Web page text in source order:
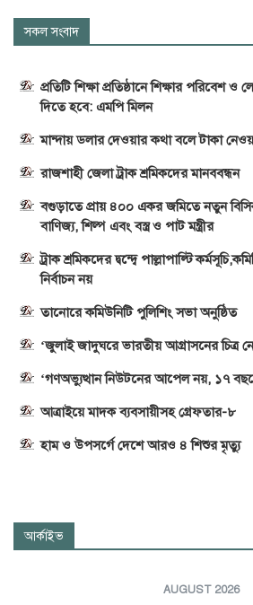
সকল সংবাদ
প্রতিটি শিক্ষা প্রতিষ্ঠানে শিক্ষার পরিবেশ
দিতে হবে: এমপি মিলন
মান্দায় ডলার দেওয়ার কথা বলে টাকা
রাজশাহী জেলা ট্রাক শ্রমিকদের মানববন্ধন
বগুড়াতে প্রায় ৪০০ একর জমিতে নতুন
বাণিজ্য, শিল্প এবং বস্ত্র ও পাট মন্ত্রীর
ট্রাক শ্রমিকদের দ্বন্দ্বে পাল্লাপাল্টি
নির্বাচন নয়
তানোরে কমিউনিটি পুলিশিং সভা অনুষ্ঠিত
‘জুলাই জাদুঘরে ভারতীয় আগ্রাসনের চিত্র
‘গণঅভ্যুত্থান নিউটনের আপেল নয়, ১৭
আত্রাইয়ে মাদক ব্যবসায়ীসহ গ্রেফতার-৮
হাম ও উপসর্গে দেশে আরও ৪ শিশুর মৃত্যু
আর্কাইভ
AUGUST 2026